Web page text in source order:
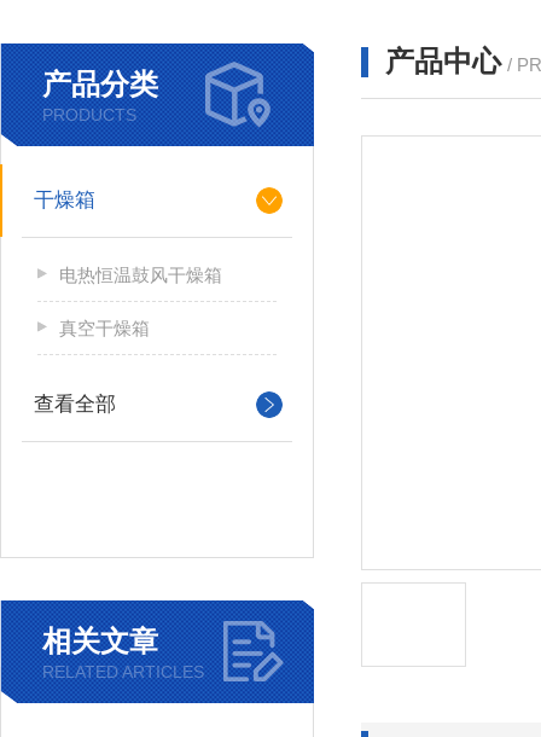
产品分类
PRODUCTS
干燥箱
电热恒温鼓风干燥箱
真空干燥箱
查看全部
相关文章
RELATED ARTICLES
产品中心 /